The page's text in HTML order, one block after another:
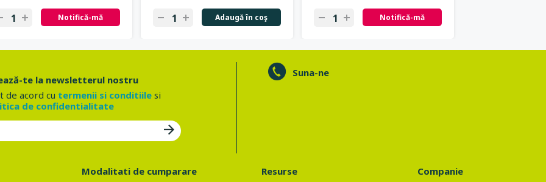
Notifică-mă Adaugă în coş Notifică-mă
te la newsletterul nostru
de acord cu termenii si conditiilesi
de confidentialitate
Suna-ne
Modalitati de cumparare
Resurse
Companie